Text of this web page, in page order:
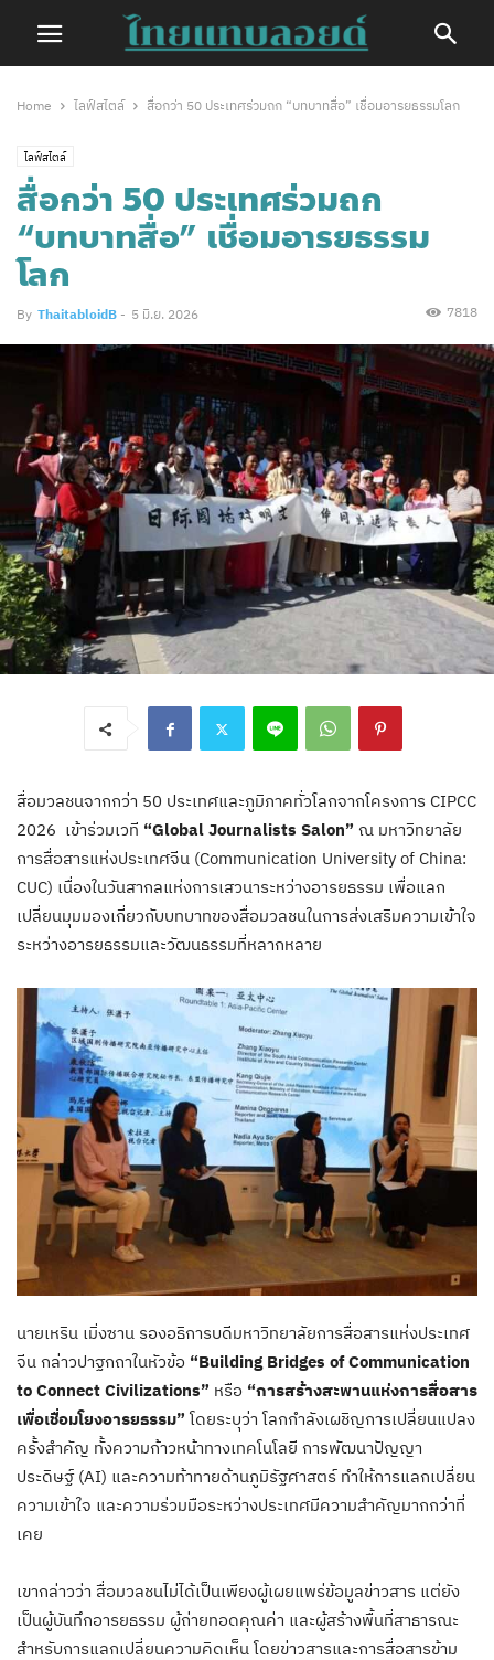
Home ไลฟ์สไตล์ สื่อกว่า 50 ประเทศร่วมถก “บทบาทสื่อ” เชื่อมอารยธรรมโลก
ไลฟ์สไตล์
สื่อกว่า 50 ประเทศร่วมถก
“บทบาทสื่อ” เชื่อมอารยธรรม
โลก
By ThaitabloidB - 5 มิ.ย. 2026 7818
สื่อมวลชนจากกว่า 50 ประเทศและภูมิภาคทั่วโลกจากโครงการ CIPCC
2026 เข้าร่วมเวที “Global Journalists Salon” ณ มหาวิทยาลัย
การสื่อสารแห่งประเทศจีน (Communication University of China:
CUC) เนื่องในวันสากลแห่งการเสวนาระหว่างอารยธรรม เพื่อแลก
เปลี่ยนมุมมองเกี่ยวกับบทบาทของสื่อมวลชนในการส่งเสริมความเข้าใจ
ระหว่างอารยธรรมและวัฒนธรรมที่หลากหลาย
นายเหริน เมิ่งซาน รองอธิการบดีมหาวิทยาลัยการสื่อสารแห่งประเทศ
จีน กล่าวปาฐกถาในหัวข้อ “Building Bridges of Communication
to Connect Civilizations” หรือ “การสร้างสะพานแห่งการสื่อสาร
เพื่อเชื่อมโยงอารยธรรม” โดยระบุว่า โลกกำลังเผชิญการเปลี่ยนแปลง
ครั้งสำคัญ ทั้งความก้าวหน้าทางเทคโนโลยี การพัฒนาปัญญา
ประดิษฐ์ (AI) และความท้าทายด้านภูมิรัฐศาสตร์ ทำให้การแลกเปลี่ยน
ความเข้าใจ และความร่วมมือระหว่างประเทศมีความสำคัญมากกว่าที่
เคย
เขากล่าวว่า สื่อมวลชนไม่ได้เป็นเพียงผู้เผยแพร่ข้อมูลข่าวสาร แต่ยัง
เป็นผู้บันทึกอารยธรรม ผู้ถ่ายทอดคุณค่า และผู้สร้างพื้นที่สาธารณะ
สำหรับการแลกเปลี่ยนความคิดเห็น โดยข่าวสารและการสื่อสารข้าม